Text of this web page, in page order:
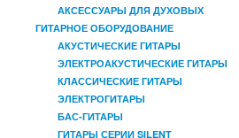
АКСЕССУАРЫ ДЛЯ ДУХОВЫХ
ГИТАРНОЕ ОБОРУДОВАНИЕ
АКУСТИЧЕСКИЕ ГИТАРЫ
ЭЛЕКТРОАКУСТИЧЕСКИЕ ГИТАРЫ
КЛАССИЧЕСКИЕ ГИТАРЫ
ЭЛЕКТРОГИТАРЫ
БАС-ГИТАРЫ
ГИТАРЫ СЕРИИ SILENT